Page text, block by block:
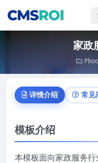
家政
详情介绍 常见
模板介绍
本模板面向家政服务